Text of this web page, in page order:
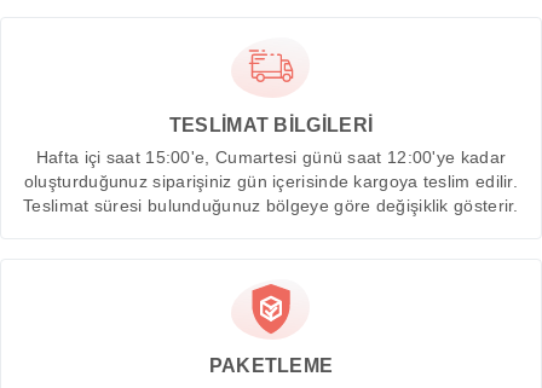
TESLİMAT BİLGİLERİ
Hafta içi saat 15:00'e, Cumartesi günü saat 12:00'ye kadar
oluşturduğunuz siparişiniz gün içerisinde kargoya teslim edilir.
Teslimat süresi bulunduğunuz bölgeye göre değişiklik gösterir.
PAKETLEME